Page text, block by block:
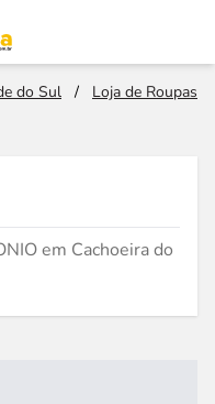
do Sul /
Loja de Roupas
em Cachoeira do